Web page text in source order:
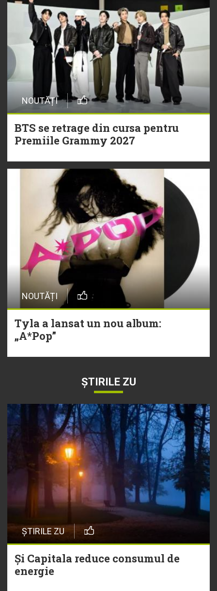
NOUTĂȚI
BTS se retrage din cursa pentru
Premiile Grammy 2027
NOUTĂȚI
Tyla a lansat un nou album:
„A*Pop”
ȘTIRILE ZU
ȘTIRILE ZU
Și Capitala reduce consumul de
energie